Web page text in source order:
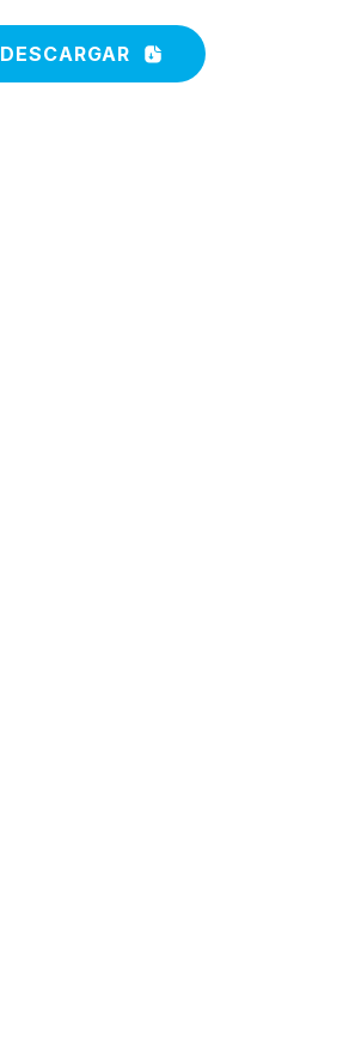
DESCARGAR